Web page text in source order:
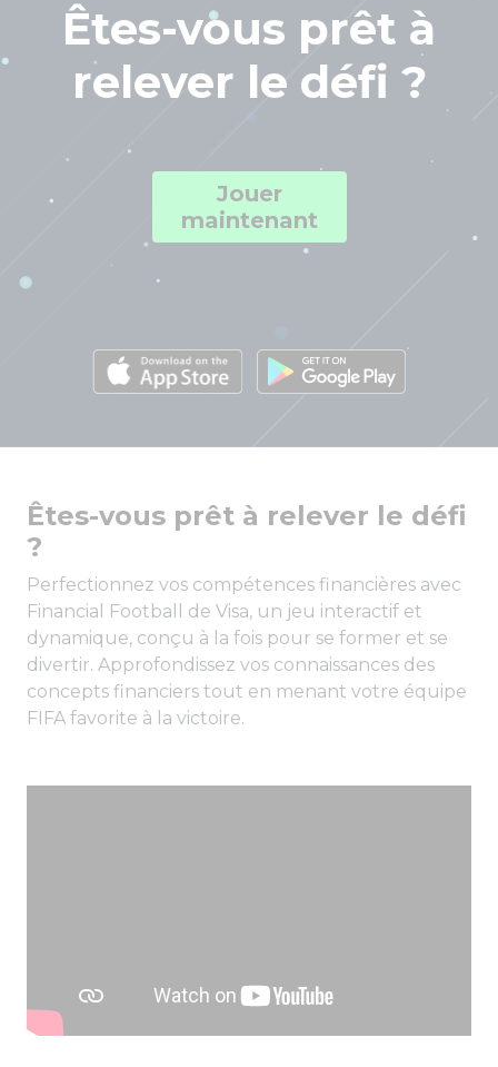
Êtes-vous prêt à
relever le défi ?
Jouer
maintenant
Êtes-vous prêt à relever le défi
?
Perfectionnez vos compétences financières avec
Financial Football de Visa, un jeu interactif et
dynamique, conçu à la fois pour se former et se
divertir. Approfondissez vos connaissances des
concepts financiers tout en menant votre équipe
FIFA favorite à la victoire.